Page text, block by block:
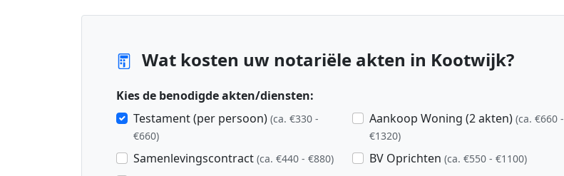
Wat kosten uw notariële akten in Kootwijk?
Kies de benodigde akten/diensten:
Testament (per persoon) (ca. €330 -
€660)
Samenlevingscontract (ca. €440 - €880)
Aankoop Woning (2 akten) (ca. €660 -
€1320)
BV Oprichten (ca. €550 - €1100)